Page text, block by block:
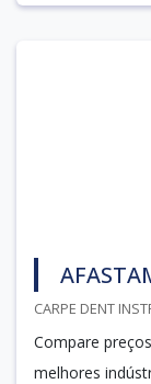
CARPE DENT
Compare
melhores